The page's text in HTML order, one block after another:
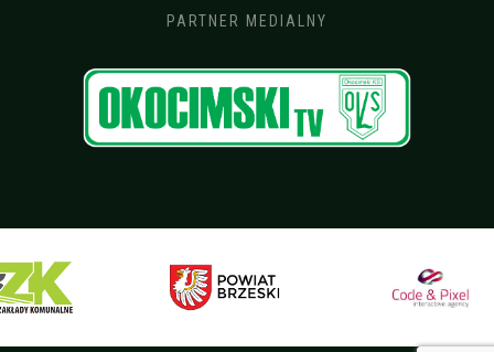
PARTNER MEDIALNY